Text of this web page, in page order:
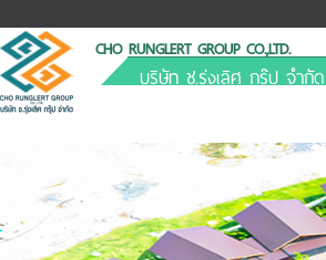
CHO RUNGLERT GROUP CO.,LTD.
บริษัท ช.รุ่งเลิศ กรุ๊ป จำกัด